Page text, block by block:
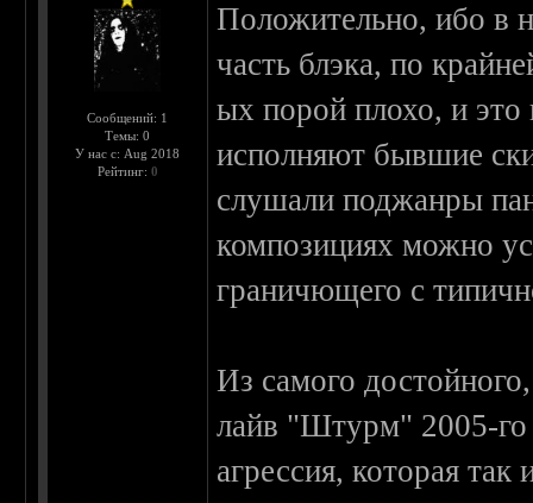
Сообщений: 1
Темы: 0
У нас с: Aug 2018
Рейтинг: 0
Положительно, ибо в
часть блэка, по
ых порой плохо, и это
исполняют бывшие
слушали поджанры
композициях можно
граничющего с
Из самого
лайв "Штурм" 2005-го
агрессия, которая